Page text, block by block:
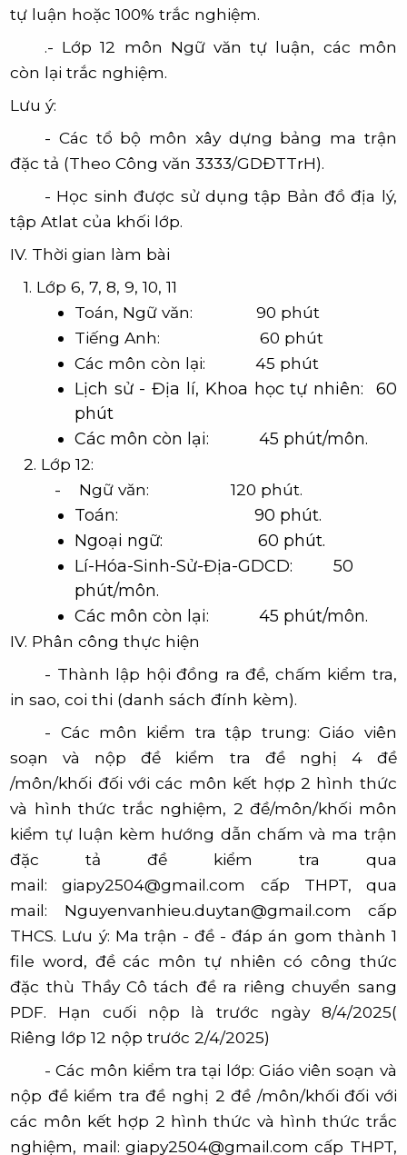
tự luận hoặc 100% trắc nghiệm.
.- Lớp 12 môn Ngữ văn tự luận, các môn
còn lại trắc nghiệm.
Lưu ý:
- Các tổ bộ môn xây dựng bảng ma trận
đặc tả (Theo Công văn 3333/GDĐTTrH).
- Học sinh được sử dụng tập Bản đồ địa lý,
tập Atlat của khối lớp.
IV. Thời gian làm bài
1. Lớp 6, 7, 8, 9, 10, 11
Toán, Ngữ văn:
90 phút
Tiếng Anh:
60 phút
Các môn còn lại:
45 phút
Lịch sử - Địa lí, Khoa học tự nhiên: 60
phút
Các môn còn lại: 45 phút/môn.
2. Lớp 12:
- Ngữ văn: 120 phút.
Toán: 90 phút.
Ngoại ngữ: 60 phút.
Lí-Hóa-Sinh-Sử-Địa-GDCD: 50
phút/môn.
Các môn còn lại: 45 phút/môn.
IV. Phân công thực hiện
- Thành lập hội đồng ra đề, chấm kiểm tra,
in sao, coi thi (danh sách đính kèm).
- Các môn kiểm tra tập trung: Giáo viên
soạn và nộp đề kiểm tra đề nghị 4 đề
/môn/khối đối với các môn kết hợp 2 hình thức
và hình thức trắc nghiệm, 2 đề/môn/khối môn
kiểm tự luận kèm hướng dẫn chấm và ma trận
đặc tả đề kiểm tra qua
mail:giapy2504@gmail.com
cấp THPT, qua
mail: Nguyenvanhieu.duytan@gmail.com
cấp
THCS. Lưu ý: Ma trận - đề - đáp án gom thành 1
file word, đề các môn tự nhiên có công thức
đặc thù Thầy Cô tách đề ra riêng chuyển sang
PDF.
Hạn cuối nộp làtrước ngày 8/4/2025(
Riêng lớp 12 nộp trước 2/4/2025)
-Các môn kiểm tra tại lớp: Giáo viên soạn và
nộp đề kiểm tra đề nghị 2 đề /môn/khối đối với
các môn kết hợp 2 hình thức và hình thức trắc
nghiệm, mail: giapy2504@gmail.com cấp THPT,